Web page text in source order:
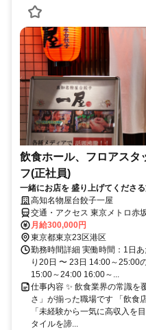
飲食ホール、フロアスタ
フ(正社員)
一緒にお店を 盛り上げてくださ
高知名物屋台餃子一屋
交通・アクセス 東京メトロ赤
月給300,000円
東京都東京23区港区
勤務時間詳細 実働時間：1日
り20日 〜 23日 14:00～25:00
15:00～24:00 16:00～...
仕事内容 ✨ 飲食業界の常識を
さ」が揃った職場です 「飲食
「未経験から一気に高収入を
タイルを諦...